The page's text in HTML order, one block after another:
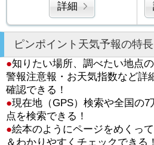
詳細
ピンポイント天気予報の特長
●知りたい場所、調べたい地点
警報注意報・お天気指数など詳
確認できる！
●現在地（GPS）検索や全国の
点を検索できる！
●絵本のようにページをめくっ
＆わかりやすくチェックできる！